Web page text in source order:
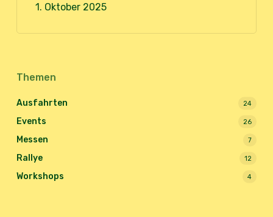
1. Oktober 2025
Themen
Ausfahrten 24
Events 26
Messen 7
Rallye 12
Workshops 4